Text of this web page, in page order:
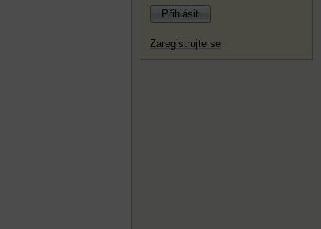
Přihlásit
Zaregistrujte se